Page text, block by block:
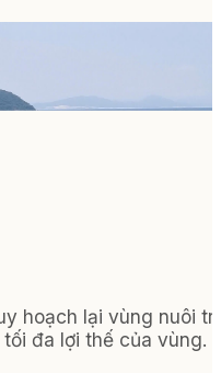
hoạch lại vùng nuôi
đa lợi thế của vùng.